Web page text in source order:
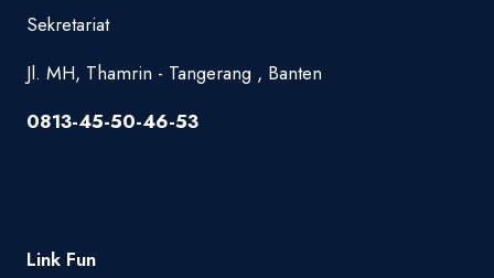
Sekretariat
Jl. MH, Thamrin - Tangerang , Banten
0813-45-50-46-53
Link Fun